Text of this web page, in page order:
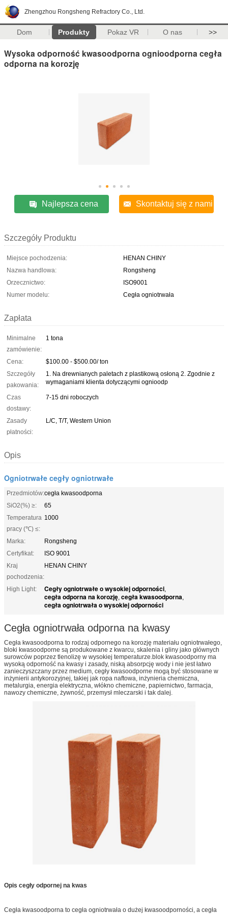
Zhengzhou Rongsheng Refractory Co., Ltd.
Dom Produkty Pokaz VR O nas >>
Wysoka odporność kwasoodporna ognioodporna cegła
odporna na korozję
Najlepsza cena Skontaktuj się z nami
Szczegóły Produktu
Miejsce pochodzenia:
HENAN CHINY
Nazwa handlowa:
Rongsheng
Orzecznictwo:
ISO9001
Numer modelu:
Cegła ogniotrwała
Zapłata
Minimalne
zamówienie:
1 tona
Cena:
$100.00 - $500.00/ ton
Szczegóły
pakowania:
1. Na drewnianych paletach z plastikową osłoną 2. Zgodnie z
wymaganiami klienta dotyczącymi ognioodp
Czas
dostawy:
7-15 dni roboczych
Zasady
płatności:
L/C, T/T, Western Union
Opis
Ogniotrwałe cegły ogniotrwałe
Przedmiotów:cegła kwasoodporna
SiO2(%) ≥:
65
Temperatura
pracy (℃) ≤:
1000
Marka:
Rongsheng
Certyfikat:
ISO 9001
Kraj
pochodzenia:
HENAN CHINY
High Light: Cegły ogniotrwałe o wysokiej odporności,
cegła odporna na korozję, cegła kwasoodporna,
cegła ogniotrwała o wysokiej odporności
Cegła ogniotrwała odporna na kwasy
Cegła kwasoodporna to rodzaj odpornego na korozję materiału ogniotrwałego,
bloki kwasoodporne są produkowane z kwarcu, skalenia i gliny jako głównych
surowców poprzez tlenolizę w wysokiej temperaturze.blok kwasoodporny ma
wysoką odporność na kwasy i zasady, niską absorpcję wody i nie jest łatwo
zanieczyszczany przez medium, cegły kwasoodporne mogą być stosowane w
inżynierii antykorozyjnej, takiej jak ropa naftowa, inżynieria chemiczna,
metalurgia, energia elektryczna, włókno chemiczne, papiernictwo, farmacja,
nawozy chemiczne, żywność, przemysł mleczarski i tak dalej.
Opis cegły odpornej na kwas
Cegła kwasoodporna to cegła ogniotrwała o dużej kwasoodporności, a cegła